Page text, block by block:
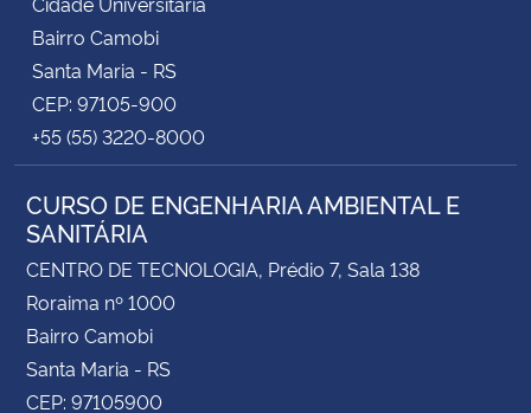
Gabinete de Segurança Institucional
Bairro Camobi
Santa Maria - RS
CEP: 97105-900
+55 (55) 3220-8000
CURSO DE ENGENHARIA AMBIENTAL E
SANITÁRIA
CENTRO DE TECNOLOGIA, Prédio 7, Sala 138
Roraima nº 1000
Bairro Camobi
Santa Maria - RS
CEP: 97105900